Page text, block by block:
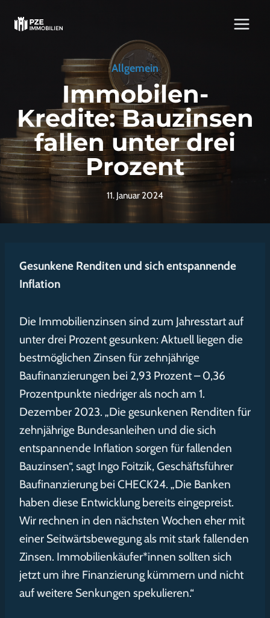
Inhalt
Allgemein
Immobilen-
Kredite: Bauzinsen
fallen unter drei
Prozent
11. Januar 2024
Gesunkene Renditen und sich entspannende
Inflation
Die Immobilienzinsen sind zum Jahresstart auf
unter drei Prozent gesunken: Aktuell liegen die
bestmöglichen Zinsen für zehnjährige
Baufinanzierungen bei 2,93 Prozent – 0,36
Prozentpunkte niedriger als noch am 1.
Dezember 2023. „Die gesunkenen Renditen für
zehnjährige Bundesanleihen und die sich
entspannende Inflation sorgen für fallenden
Bauzinsen“, sagt Ingo Foitzik, Geschäftsführer
Baufinanzierung bei CHECK24. „Die Banken
haben diese Entwicklung bereits eingepreist.
Wir rechnen in den nächsten Wochen eher mit
einer Seitwärtsbewegung als mit stark fallenden
Zinsen. Immobilienkäufer*innen sollten sich
jetzt um ihre Finanzierung kümmern und nicht
auf weitere Senkungen spekulieren.“